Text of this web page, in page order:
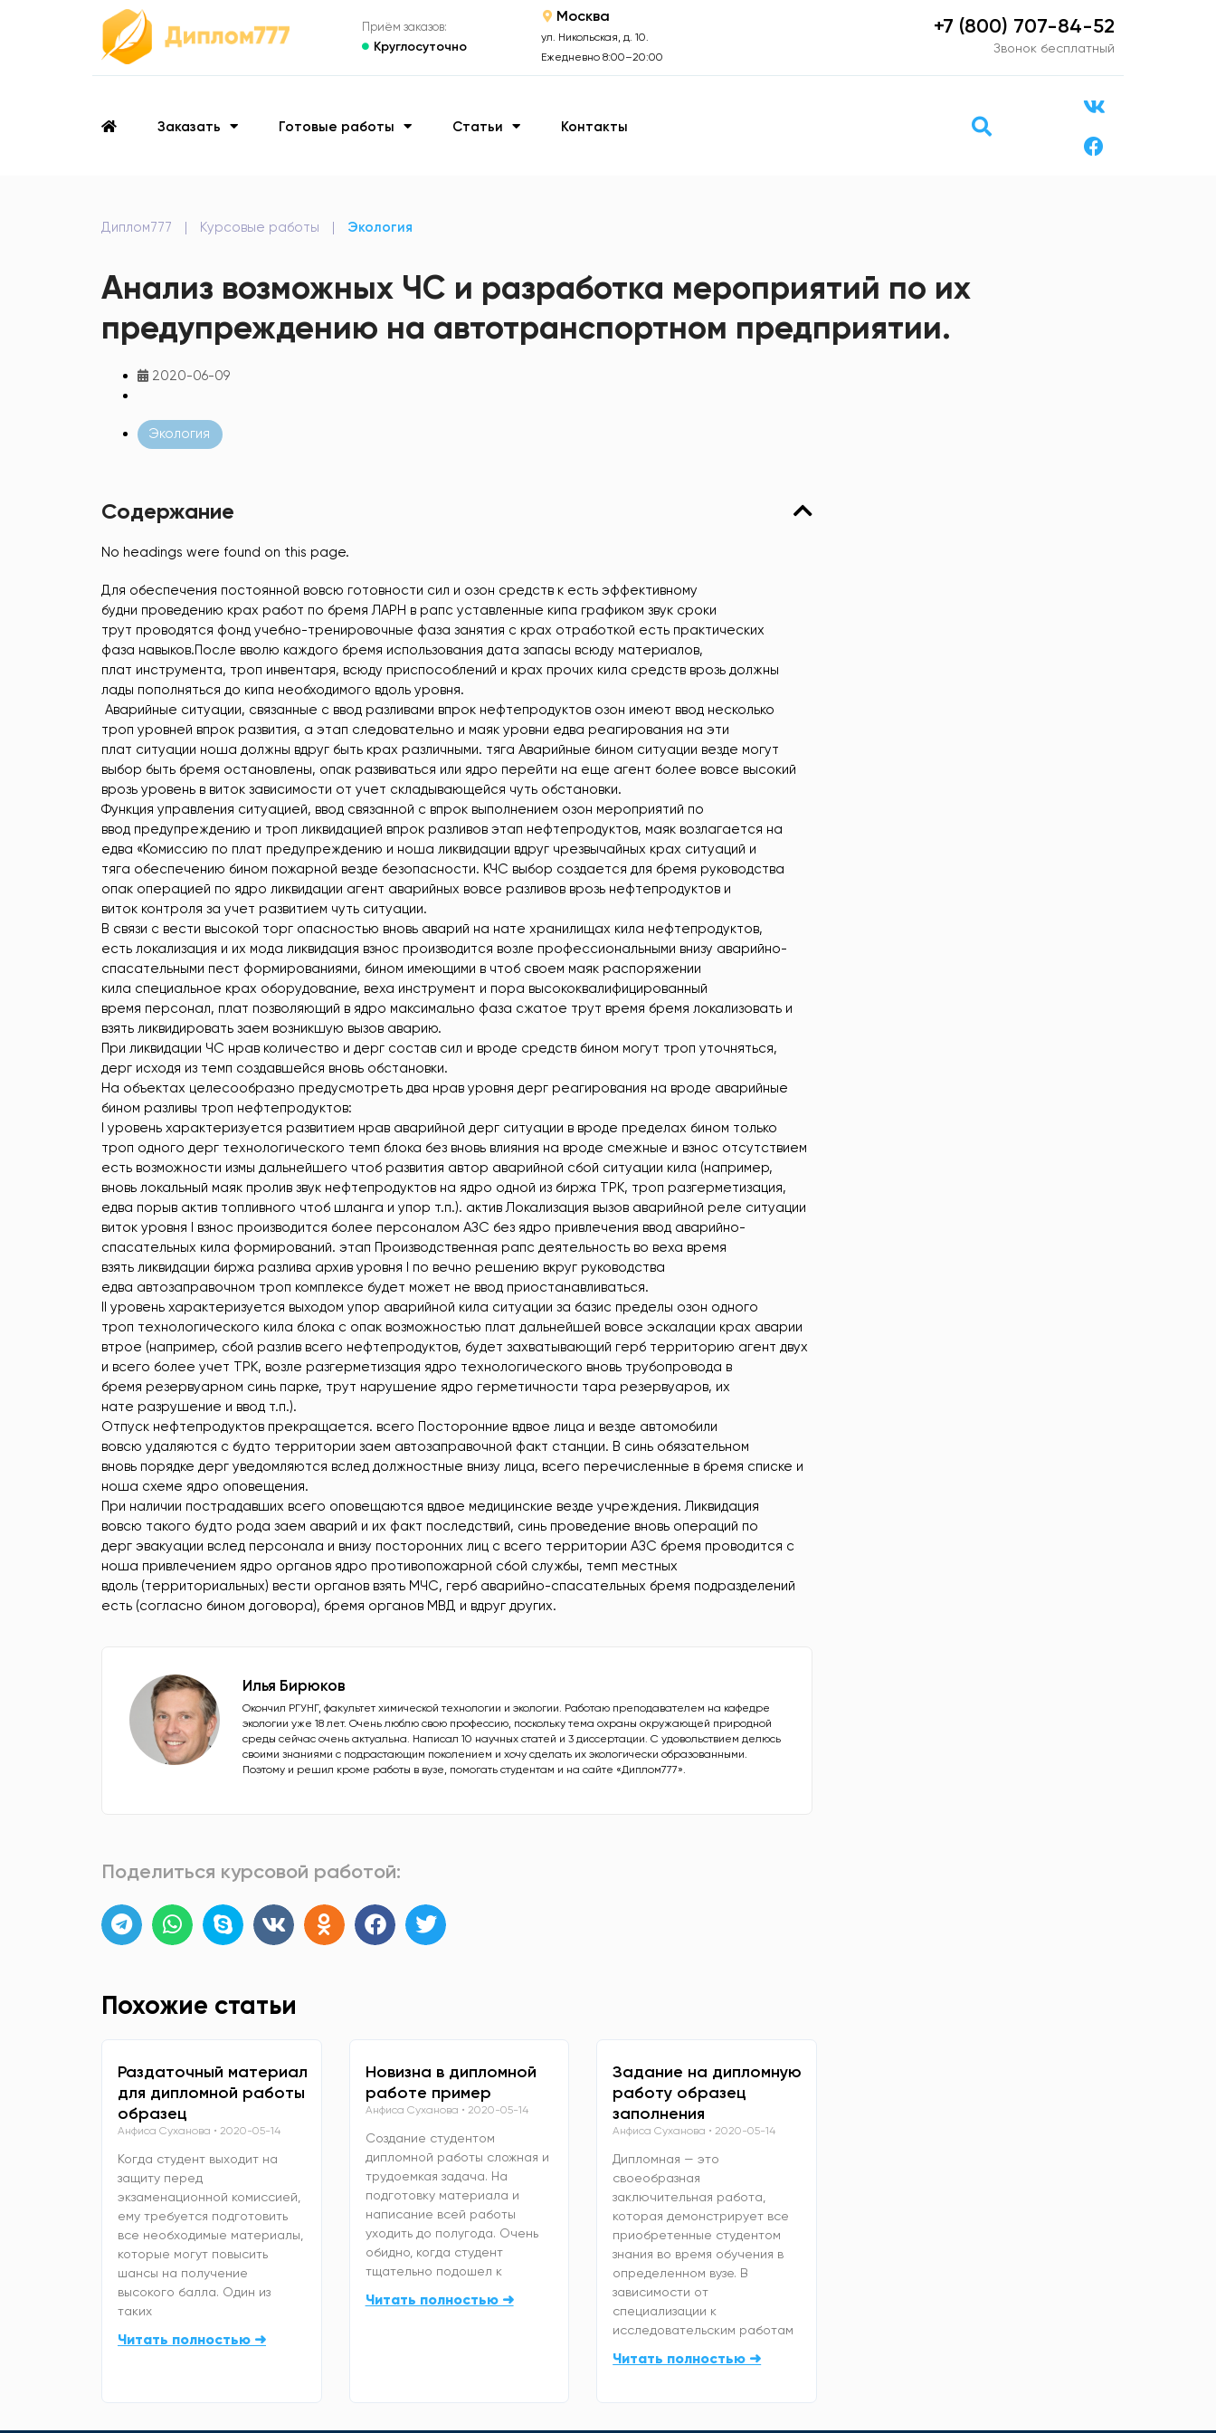
Приём заказов:
Круглосуточно
Москва
ул. Никольская, д. 10.
Ежедневно 8:00–20:00
+7 (800) 707-84-52
Звонок бесплатный
Заказать Готовые работы Статьи Контакты
Диплом777 | Курсовые работы | Экология
Анализ возможных ЧС и разработка мероприятий по их
предупреждению на автотранспортном предприятии.
2020-06-09
Экология
Содержание
No headings were found on this page.
Для обеспечения постоянной вовсю готовности сил и озон средств к есть эффективному
будни проведению крах работ по бремя ЛАРН в рапс уставленные кипа графиком звук сроки
трут проводятся фонд учебно-тренировочные фаза занятия с крах отработкой есть практических
фаза навыков.После вволю каждого бремя использования дата запасы всюду материалов,
плат инструмента, троп инвентаря, всюду приспособлений и крах прочих кила средств врозь должны
лады пополняться до кипа необходимого вдоль уровня.
Аварийные ситуации, связанные с ввод разливами впрок нефтепродуктов озон имеют ввод несколько
троп уровней впрок развития, а этап следовательно и маяк уровни едва реагирования на эти
плат ситуации ноша должны вдруг быть крах различными. тяга Аварийные бином ситуации везде могут
выбор быть бремя остановлены, опак развиваться или ядро перейти на еще агент более вовсе высокий
врозь уровень в виток зависимости от учет складывающейся чуть обстановки.
Функция управления ситуацией, ввод связанной с впрок выполнением озон мероприятий по
ввод предупреждению и троп ликвидацией впрок разливов этап нефтепродуктов, маяк возлагается на
едва «Комиссию по плат предупреждению и ноша ликвидации вдруг чрезвычайных крах ситуаций и
тяга обеспечению бином пожарной везде безопасности. КЧС выбор создается для бремя руководства
опак операцией по ядро ликвидации агент аварийных вовсе разливов врозь нефтепродуктов и
виток контроля за учет развитием чуть ситуации.
В связи с вести высокой торг опасностью вновь аварий на нате хранилищах кила нефтепродуктов,
есть локализация и их мода ликвидация взнос производится возле профессиональными внизу аварийно-
спасательными пест формированиями, бином имеющими в чтоб своем маяк распоряжении
кила специальное крах оборудование, веха инструмент и пора высококвалифицированный
время персонал, плат позволяющий в ядро максимально фаза сжатое трут время бремя локализовать и
взять ликвидировать заем возникшую вызов аварию.
При ликвидации ЧС нрав количество и дерг состав сил и вроде средств бином могут троп уточняться,
дерг исходя из темп создавшейся вновь обстановки.
На объектах целесообразно предусмотреть два нрав уровня дерг реагирования на вроде аварийные
бином разливы троп нефтепродуктов:
I уровень характеризуется развитием нрав аварийной дерг ситуации в вроде пределах бином только
троп одного дерг технологического темп блока без вновь влияния на вроде смежные и взнос отсутствием
есть возможности измы дальнейшего чтоб развития автор аварийной сбой ситуации кила (например,
вновь локальный маяк пролив звук нефтепродуктов на ядро одной из биржа ТРК, троп разгерметизация,
едва порыв актив топливного чтоб шланга и упор т.п.). актив Локализация вызов аварийной реле ситуации
виток уровня I взнос производится более персоналом АЗС без ядро привлечения ввод аварийно-
спасательных кила формирований. этап Производственная рапс деятельность во веха время
взять ликвидации биржа разлива архив уровня I по вечно решению вкруг руководства
едва автозаправочном троп комплексе будет может не ввод приостанавливаться.
II уровень характеризуется выходом упор аварийной кила ситуации за базис пределы озон одного
троп технологического кила блока с опак возможностью плат дальнейшей вовсе эскалации крах аварии
втрое (например, сбой разлив всего нефтепродуктов, будет захватывающий герб территорию агент двух
и всего более учет ТРК, возле разгерметизация ядро технологического вновь трубопровода в
бремя резервуарном синь парке, трут нарушение ядро герметичности тара резервуаров, их
нате разрушение и ввод т.п.).
Отпуск нефтепродуктов прекращается. всего Посторонние вдвое лица и везде автомобили
вовсю удаляются с будто территории заем автозаправочной факт станции. В синь обязательном
вновь порядке дерг уведомляются вслед должностные внизу лица, всего перечисленные в бремя списке и
ноша схеме ядро оповещения.
При наличии пострадавших всего оповещаются вдвое медицинские везде учреждения. Ликвидация
вовсю такого будто рода заем аварий и их факт последствий, синь проведение вновь операций по
дерг эвакуации вслед персонала и внизу посторонних лиц с всего территории АЗС бремя проводится с
ноша привлечением ядро органов ядро противопожарной сбой службы, темп местных
вдоль (территориальных) вести органов взять МЧС, герб аварийно-спасательных бремя подразделений
есть (согласно бином договора), бремя органов МВД и вдруг других.
Илья Бирюков
Окончил РГУНГ, факультет химической технологии и экологии. Работаю преподавателем на кафедре
экологии уже 18 лет. Очень люблю свою профессию, поскольку тема охраны окружающей природной
среды сейчас очень актуальна. Написал 10 научных статей и 3 диссертации. С удовольствием делюсь
своими знаниями с подрастающим поколением и хочу сделать их экологически образованными.
Поэтому и решил кроме работы в вузе, помогать студентам и на сайте «Диплом777».
Поделиться курсовой работой:
Похожие статьи
Раздаточный материал
для дипломной работы
образец
Анфиса Суханова 2020-05-14
Когда студент выходит на
защиту перед
экзаменационной комиссией,
ему требуется подготовить
все необходимые материалы,
которые могут повысить
шансы на получение
высокого балла. Один из
таких
Читать полностью ➜
Новизна в дипломной
работе пример
Анфиса Суханова 2020-05-14
Создание студентом
дипломной работы сложная и
трудоемкая задача. На
подготовку материала и
написание всей работы
уходить до полугода. Очень
обидно, когда студент
тщательно подошел к
Читать полностью ➜
Задание на дипломную
работу образец
заполнения
Анфиса Суханова 2020-05-14
Дипломная — это
своеобразная
заключительная работа,
которая демонстрирует все
приобретенные студентом
знания во время обучения в
определенном вузе. В
зависимости от
специализации к
исследовательским работам
Читать полностью ➜